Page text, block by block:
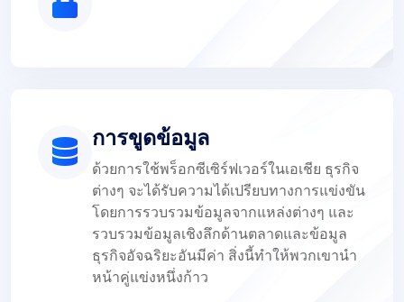
การขูดข้อมูล
ด้วยการใช้พร็อกซีเซิร์ฟเวอร์ในเอเชีย ธุรกิจ
ต่างๆ จะได้รับความได้เปรียบทางการแข่งขัน
โดยการรวบรวมข้อมูลจากแหล่งต่างๆ และ
รวบรวมข้อมูลเชิงลึกด้านตลาดและข้อมูล
ธุรกิจอัจฉริยะอันมีค่า สิ่งนี้ทำให้พวกเขานำ
หน้าคู่แข่งหนึ่งก้าว